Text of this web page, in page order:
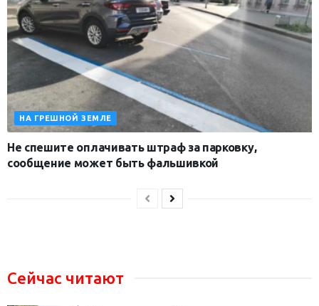
НА ГРЕШНОЙ ЗЕМЛЕ
Не спешите оплачивать штраф за парковку,
сообщение может быть фальшивкой
Сейчас читают